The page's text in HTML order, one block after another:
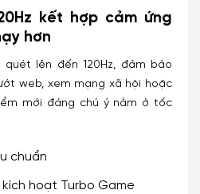
kết hợp cảm ứng
hơn
lên đến 120Hz, đảm bảo
web, xem mạng xã hội hoặc
mới đáng chú ý nằm ở tốc
chuẩn
hoạt Turbo Game